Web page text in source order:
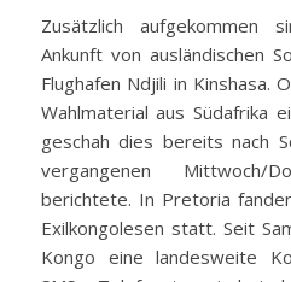
Zusätzlich aufgekommen
Ankunft von ausländischen
Flughafen Ndjili in Kinshasa.
Wahlmaterial aus Südafrika
geschah dies bereits nach
vergangenen Mittwoch/
berichtete. In Pretoria
Exilkongolesen statt. Seit
Kongo eine landesweite